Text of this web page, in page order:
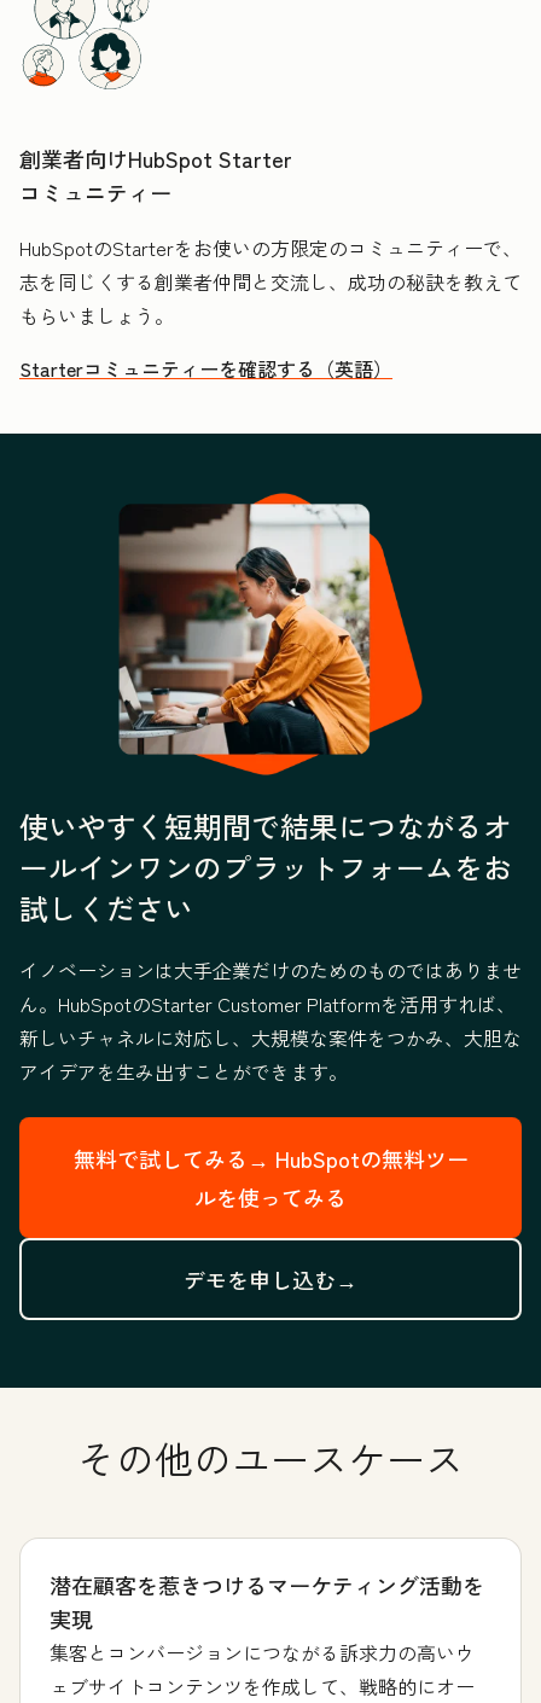
創業者向けHubSpot Starter
コミュニティー
HubSpotのStarterをお使いの方限定のコミュニティーで、
志を同じくする創業者仲間と交流し、成功の秘訣を教えて
もらいましょう。
Starterコミュニティーを確認する（英語）
使いやすく短期間で結果につながるオ
ールインワンのプラットフォームをお
試しください
イノベーションは大手企業だけのためのものではありませ
ん。HubSpotのStarter Customer Platformを活用すれば、
新しいチャネルに対応し、大規模な案件をつかみ、大胆な
アイデアを生み出すことができます。
無料で試してみる→ HubSpotの無料ツー
ルを使ってみる
デモを申し込む→
その他のユースケース
潜在顧客を惹きつけるマーケティング活動を
実現
集客とコンバージョンにつながる訴求力の高いウ
ェブサイトコンテンツを作成して、戦略的にオー